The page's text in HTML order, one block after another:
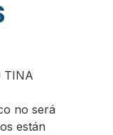
TINA
no será
están